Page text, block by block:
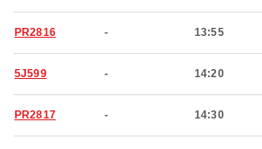
PR2816 - 13:55
5J599 - 14:20
PR2817 - 14:30